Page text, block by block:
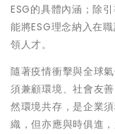
ESG的具體內涵；除
能將ESG理念納入在
領人才。
隨著疫情衝擊與全球
須兼顧環境、社會友
然環境共存，是企業
織，但亦應與時俱進